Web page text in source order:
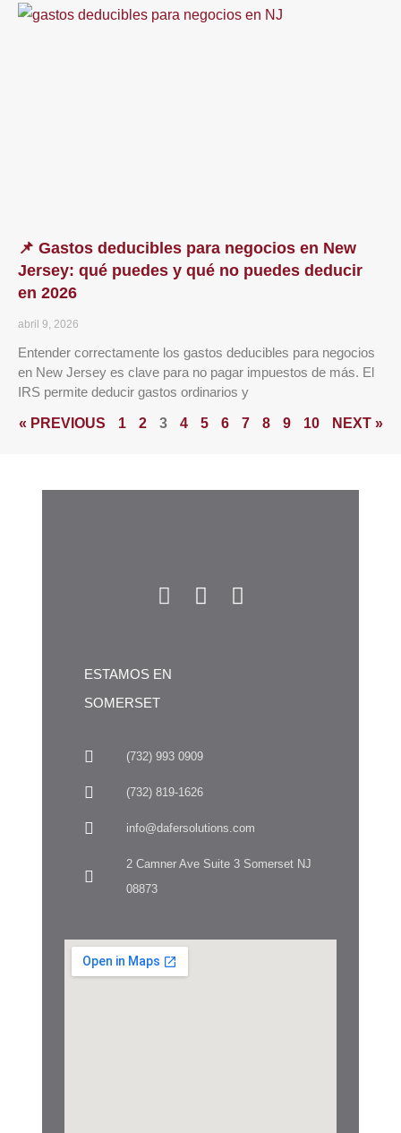
📌 Gastos deducibles para negocios en New
Jersey: qué puedes y qué no puedes deducir
en 2026
abril 9, 2026
Entender correctamente los gastos deducibles para negocios
en New Jersey es clave para no pagar impuestos de más. El
IRS permite deducir gastos ordinarios y
« PREVIOUS 1 2 3 4 5 6 7 8 9 10 NEXT »
ESTAMOS EN
SOMERSET
(732) 993 0909
(732) 819-1626
info@dafersolutions.com
2 Camner Ave Suite 3 Somerset NJ
08873